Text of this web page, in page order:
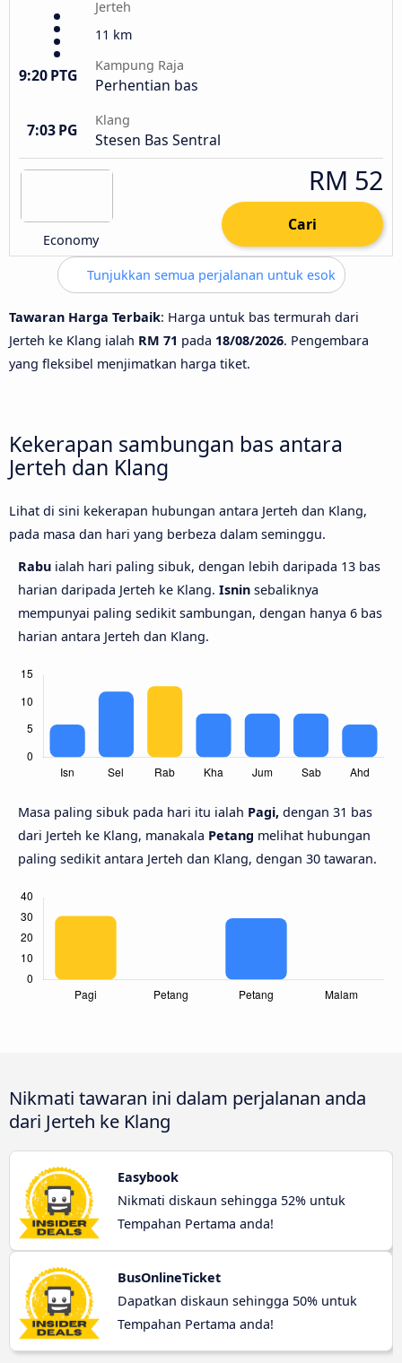
Jerteh
11 km
9:20 PTG
Kampung Raja
Perhentian bas
7:03 PG
Klang
Stesen Bas Sentral
Economy
RM 52
Cari
Tunjukkan semua perjalanan untuk esok
Tawaran Harga Terbaik: Harga untuk bas termurah dari
Jerteh ke Klang ialah RM 71 pada 18/08/2026. Pengembara
yang fleksibel menjimatkan harga tiket.
Kekerapan sambungan bas antara
Jerteh dan Klang
Lihat di sini kekerapan hubungan antara Jerteh dan Klang,
pada masa dan hari yang berbeza dalam seminggu.
Rabu ialah hari paling sibuk, dengan lebih daripada 13 bas
harian daripada Jerteh ke Klang. Isnin sebaliknya
mempunyai paling sedikit sambungan, dengan hanya 6 bas
harian antara Jerteh dan Klang.
Masa paling sibuk pada hari itu ialah Pagi, dengan 31 bas
dari Jerteh ke Klang, manakala Petang melihat hubungan
paling sedikit antara Jerteh dan Klang, dengan 30 tawaran.
Nikmati tawaran ini dalam perjalanan anda
dari Jerteh ke Klang
Easybook
Nikmati diskaun sehingga 52% untuk
Tempahan Pertama anda!
BusOnlineTicket
Dapatkan diskaun sehingga 50% untuk
Tempahan Pertama anda!